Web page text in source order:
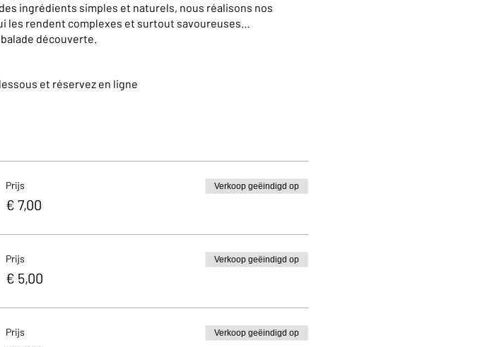
ingrédients simples et naturels, nous réalisons nos
les rendent complexes et surtout savoureuses…
découverte.
et réservez en ligne
plus de 15 personnes,… ainsi que pour des visites en
but also for tours in English please contact us via e-
Prijs
€ 7,00
Verkoop geëindigd op
Prijs
€ 5,00
Verkoop geëindigd op
Prijs Verkoop geëindigd op